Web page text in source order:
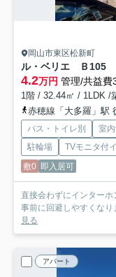
岡山市東区松新町
ル・ベリエ Ｂ 105
4.2万円 管理/共益費
1階 / 32.44㎡ / 1LDK /
赤穂線「大多羅」駅
バス・トイレ別 室
駐輪場
TVモニタ付
敷0 即入居可
直接会わずにインター
事前に回避しやすくな
見る
アパート